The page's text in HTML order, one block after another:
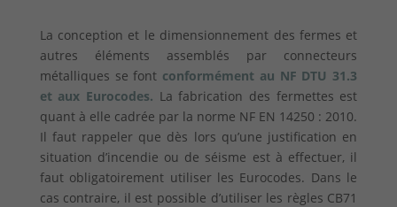
La conception et le dimensionnement des fermes et
autres éléments assemblés par connecteurs
métalliques se font conformément au NF DTU 31.3
et aux Eurocodes. La fabrication des fermettes est
quant à elle cadrée par la norme NF EN 14250 : 2010.
Il faut rappeler que dès lors qu’une justification en
situation d’incendie ou de séisme est à effectuer, il
faut obligatoirement utiliser les Eurocodes. Dans le
cas contraire, il est possible d’utiliser les règles CB71